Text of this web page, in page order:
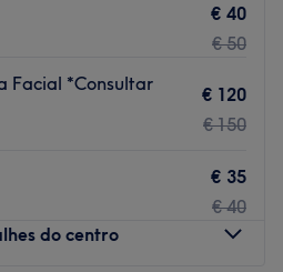
€ 40
€ 50
Facial *Consultar
€ 120
€ 150
€ 35
€ 40
do centro